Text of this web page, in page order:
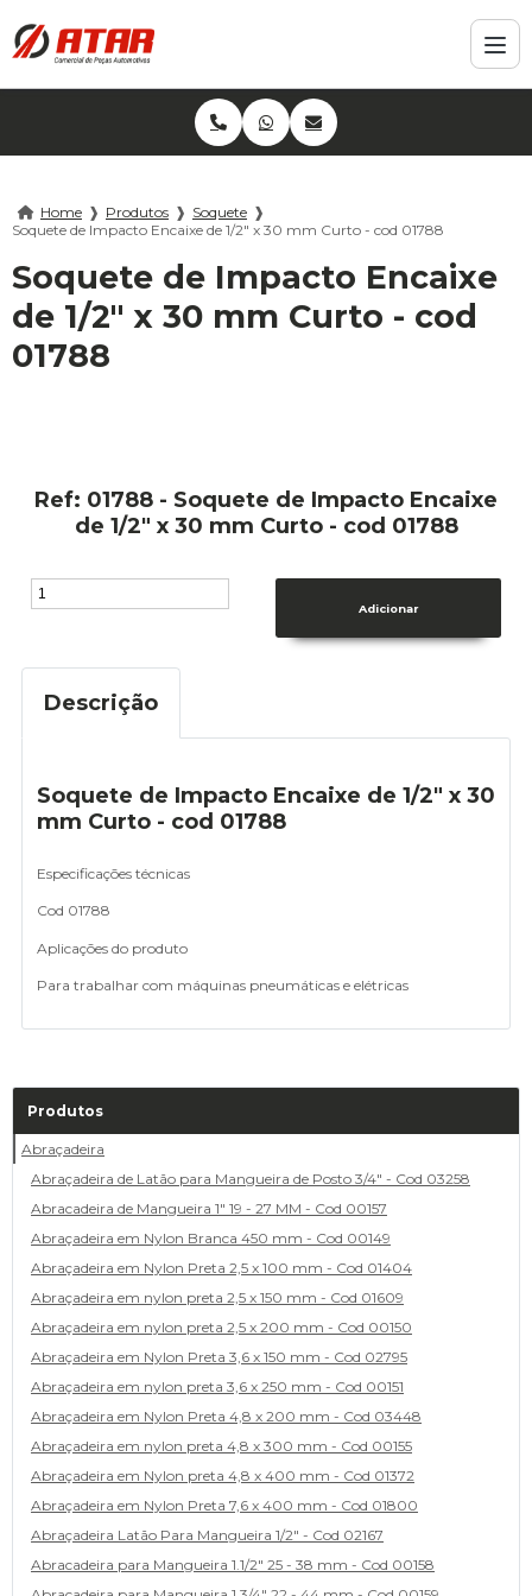
Home ❱ Produtos ❱ Soquete ❱
Soquete de Impacto Encaixe de 1/2" x 30 mm Curto - cod 01788
Soquete de Impacto Encaixe
de 1/2" x 30 mm Curto - cod
01788
Ref: 01788 - Soquete de Impacto Encaixe
de 1/2" x 30 mm Curto - cod 01788
Descrição
Soquete de Impacto Encaixe de 1/2" x 30
mm Curto - cod 01788
Especificações técnicas
Cod 01788
Aplicações do produto
Para trabalhar com máquinas pneumáticas e elétricas
Produtos
Abraçadeira
Abraçadeira de Latão para Mangueira de Posto 3/4" - Cod 03258
Abracadeira de Mangueira 1" 19 - 27 MM - Cod 00157
Abraçadeira em Nylon Branca 450 mm - Cod 00149
Abraçadeira em Nylon Preta 2,5 x 100 mm - Cod 01404
Abraçadeira em nylon preta 2,5 x 150 mm - Cod 01609
Abraçadeira em nylon preta 2,5 x 200 mm - Cod 00150
Abraçadeira em Nylon Preta 3,6 x 150 mm - Cod 02795
Abraçadeira em nylon preta 3,6 x 250 mm - Cod 00151
Abraçadeira em Nylon Preta 4,8 x 200 mm - Cod 03448
Abraçadeira em nylon preta 4,8 x 300 mm - Cod 00155
Abraçadeira em Nylon preta 4,8 x 400 mm - Cod 01372
Abraçadeira em Nylon Preta 7,6 x 400 mm - Cod 01800
Abraçadeira Latão Para Mangueira 1/2" - Cod 02167
Abracadeira para Mangueira 1.1/2" 25 - 38 mm - Cod 00158